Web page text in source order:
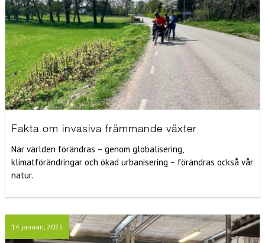
Fakta om invasiva främmande växter
När världen förändras – genom globalisering,
klimatförändringar och ökad urbanisering – förändras också vår
natur.
14 januari, 2025